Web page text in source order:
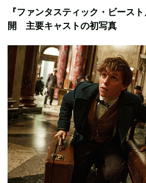
『ファンタスティック・ビース
開 主要キャストの初写真